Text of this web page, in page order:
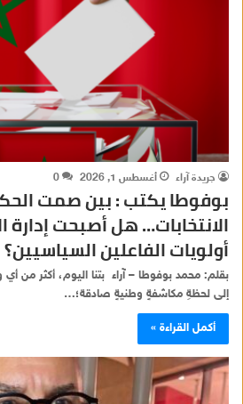
جريدة آراء أغسطس 1, 2026 0
بوفوطا يكتب : بين صمت
الانتخابات… هل أصبحت إدارة
أولويات الفاعلين السياسيين؟
بقلم: محمد بوفوطا – آراء ​بتنا اليوم، أكثر
إلى لحظةِ مكاشفةٍ وطنيةٍ صادقة؛…
أكمل القراءة »